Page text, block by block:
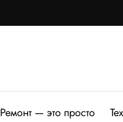
Ремонт — это просто